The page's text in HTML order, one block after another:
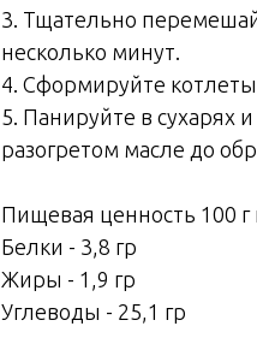
3. Тщательно
несколько минут.
4. Сформируйте
5. Панируйте в сухарях
разогретом масле до
Пищевая ценность 100 г
Белки - 3,8 гр
Жиры - 1,9 гр
Углеводы - 25,1 гр